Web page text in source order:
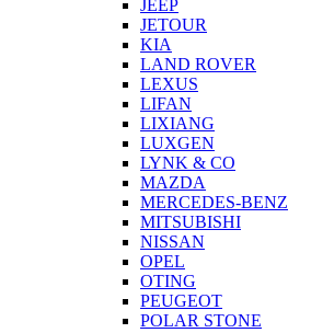
JEEP
JETOUR
KIA
LAND ROVER
LEXUS
LIFAN
LIXIANG
LUXGEN
LYNK & CO
MAZDA
MERCEDES-BENZ
MITSUBISHI
NISSAN
OPEL
OTING
PEUGEOT
POLAR STONE